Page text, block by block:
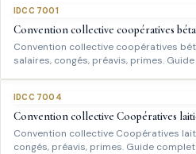
IDCC 7001
Convention collective coopératives
Convention collective coopératives
salaires, congés, préavis, primes.
IDCC 7004
Convention collective Coopératives
Convention collective Coopératives
congés, préavis, primes. Guide